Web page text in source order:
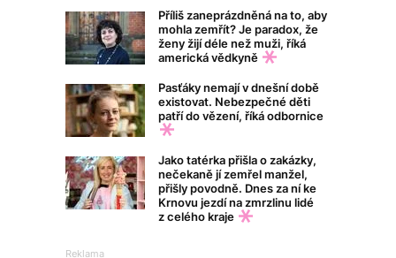
Příliš zaneprázdněná na to, aby
mohla zemřít? Je paradox, že
ženy žijí déle než muži, říká
americká vědkyně
Pasťáky nemají v dnešní době
existovat. Nebezpečné děti
patří do vězení, říká odbornice
Jako tatérka přišla o zakázky,
nečekaně jí zemřel manžel,
přišly povodně. Dnes za ní ke
Krnovu jezdí na zmrzlinu lidé
z celého kraje